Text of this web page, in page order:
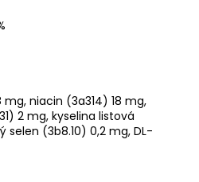
niacin (3a314) 18 mg,
2 mg, kyselina listová
selen (3b8.10) 0,2 mg, DL-